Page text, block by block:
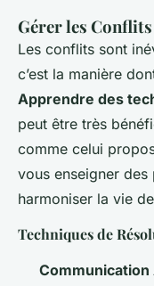
Gérer les
Les conflits sont
c’est la manière
Apprendre des
peut être très
comme celui
vous enseigner
harmoniser la vie
Techniques de
Communication